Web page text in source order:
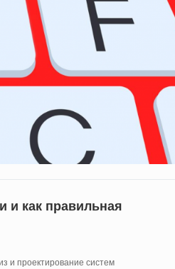
и как правильная
и проектирование систем